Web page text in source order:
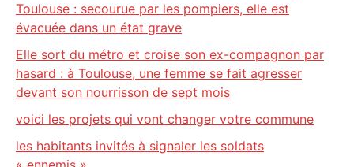
Toulouse : secourue par les pompiers, elle est
évacuée dans un état grave
Elle sort du métro et croise son ex-compagnon par
hasard : à Toulouse, une femme se fait agresser
devant son nourrisson de sept mois
voici les projets qui vont changer votre commune
les habitants invités à signaler les soldats